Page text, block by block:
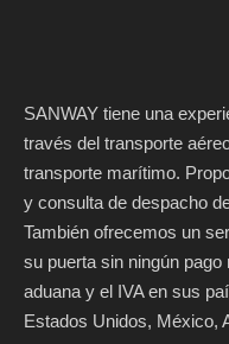
SANWAY tiene una
través del transporte
transporte marítimo.
y consulta de despacho
También ofrecemos un
su puerta sin ningún
aduana y el IVA en sus
Estados Unidos, México,